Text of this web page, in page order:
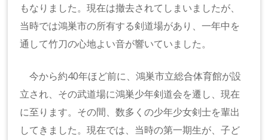
もなりました。現在は撤去されてしまいましたが、
当時では鴻巣市の所有する剣道場があり、一年中を
通して竹刀の心地よい音が響いていました。
今から約40年ほど前に、鴻巣市立総合体育館が設
立され、その武道場に鴻巣少年剣道会を遷し、現在
に至ります。その間、数多くの少年少女剣士を輩出
してきました。現在では、当時の第一期生が、子ど